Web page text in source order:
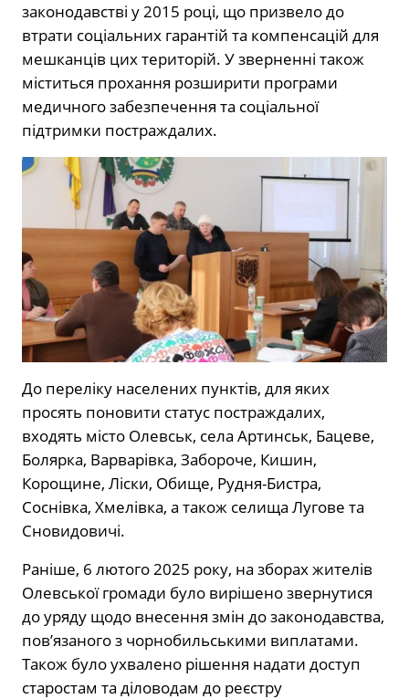
законодавстві у 2015 році, що призвело до
втрати соціальних гарантій та компенсацій для
мешканців цих територій. У зверненні також
міститься прохання розширити програми
медичного забезпечення та соціальної
підтримки постраждалих.
До переліку населених пунктів, для яких
просять поновити статус постраждалих,
входять місто Олевськ, села Артинськ, Бацеве,
Болярка, Варварівка, Забороче, Кишин,
Корощине, Ліски, Обище, Рудня-Бистра,
Соснівка, Хмелівка, а також селища Лугове та
Сновидовичі.
Раніше, 6 лютого 2025 року, на зборах жителів
Олевської громади було вирішено звернутися
до уряду щодо внесення змін до законодавства,
пов’язаного з чорнобильськими виплатами.
Також було ухвалено рішення надати доступ
старостам та діловодам до реєстру